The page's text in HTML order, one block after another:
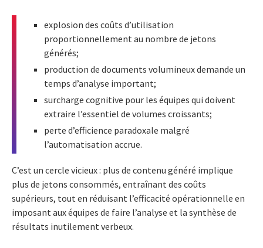
explosion des coûts d’utilisation
proportionnellement au nombre de jetons
générés;
production de documents volumineux demande un
temps d’analyse important;
surcharge cognitive pour les équipes qui doivent
extraire l’essentiel de volumes croissants;
perte d’efficience paradoxale malgré
l’automatisation accrue.
C’est un cercle vicieux : plus de contenu généré implique
plus de jetons consommés, entraînant des coûts
supérieurs, tout en réduisant l’efficacité opérationnelle en
imposant aux équipes de faire l’analyse et la synthèse de
résultats inutilement verbeux.